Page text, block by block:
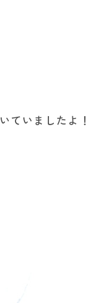
ていましたよ！